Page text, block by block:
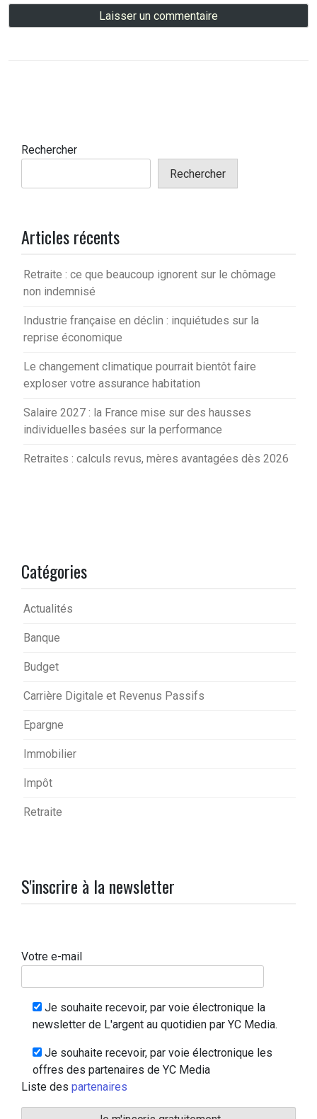
Rechercher
Rechercher
Articles récents
Retraite : ce que beaucoup ignorent sur le chômage
non indemnisé
Industrie française en déclin : inquiétudes sur la
reprise économique
Le changement climatique pourrait bientôt faire
exploser votre assurance habitation
Salaire 2027 : la France mise sur des hausses
individuelles basées sur la performance
Retraites : calculs revus, mères avantagées dès 2026
Catégories
Actualités
Banque
Budget
Carrière Digitale et Revenus Passifs
Epargne
Immobilier
Impôt
Retraite
S'inscrire à la newsletter
Votre e-mail
Je souhaite recevoir, par voie électronique la
newsletter de L'argent au quotidien par YC Media.
Je souhaite recevoir, par voie électronique les
offres des partenaires de YC Media
Liste des partenaires